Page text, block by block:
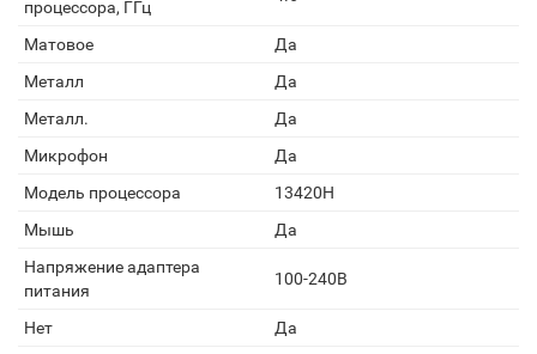
процессора, ГГц
Матовое
Да
Металл
Да
Металл.
Да
Микрофон
Да
Модель процессора
13420H
Мышь
Да
Напряжение адаптера
питания
100-240В
Нет
Да